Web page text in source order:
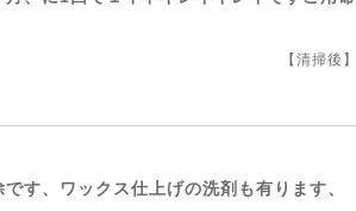
掃後】
す、ワックス仕上げの洗剤も有ります、